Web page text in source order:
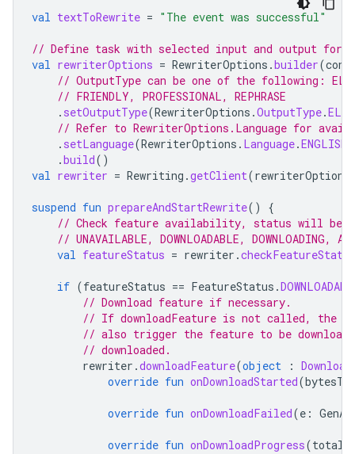
val textToRewrite = "The event was successful"
// Define task with selected input and output
val rewriterOptions = RewriterOptions .builder(
// OutputType can be one of the following:
// FRIENDLY, PROFESSIONAL, REPHRASE
. setOutputType(RewriterOptions .OutputType.
// Refer to RewriterOptions.Language for
. setLanguage(RewriterOptions . Language.ENGLISH
.build()
val rewriter = Rewriting .getClient(rewriterOptions
suspend fun prepareAndStartRewrite()
{
// Check feature availability, status will be
// UNAVAILABLE, DOWNLOADABLE, DOWNLOADING,
val featureStatus = rewriter .checkFeatureStatus
if (featureStatus == FeatureStatus .
// Download feature if necessary.
// If downloadFeature is not called, the
// also trigger the feature to be
// downloaded.
rewriter .downloadFeature(object :
override fun onDownloadStarted(
override fun onDownloadFailed(e :
override fun onDownloadProgress(